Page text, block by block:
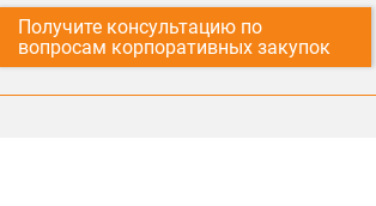
Получите консультацию по
вопросам корпоративных закупок